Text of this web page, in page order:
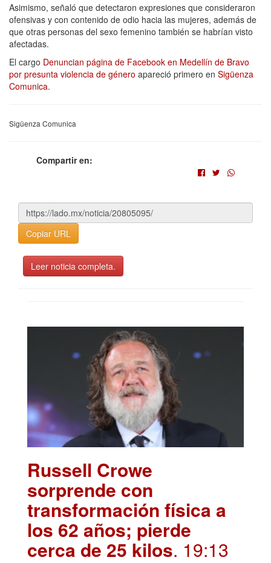
Asimismo, señaló que detectaron expresiones que consideraron
ofensivas y con contenido de odio hacia las mujeres, además de
que otras personas del sexo femenino también se habrían visto
afectadas.
El cargo Denuncian página de Facebook en Medellín de Bravo
por presunta violencia de género apareció primero en Sigüenza
Comunica.
Sigüenza Comunica
Compartir en:
Copiar URL
Leer noticia completa.
Russell Crowe
sorprende con
transformación física a
los 62 años; pierde
cerca de 25 kilos. 19:13